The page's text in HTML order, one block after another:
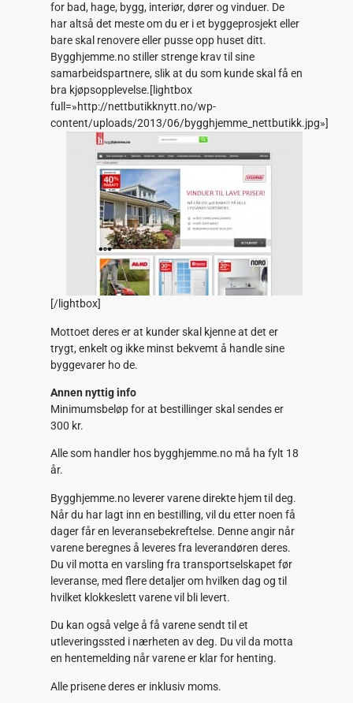
for bad, hage, bygg, interiør, dører og vinduer. De
har altså det meste om du er i et byggeprosjekt eller
bare skal renovere eller pusse opp huset ditt.
Bygghjemme.no stiller strenge krav til sine
samarbeidspartnere, slik at du som kunde skal få en
bra kjøpsopplevelse.[lightbox
full=»http://nettbutikknytt.no/wp-
content/uploads/2013/06/bygghjemme_nettbutikk.jpg»]
[/lightbox]
Mottoet deres er at kunder skal kjenne at det er
trygt, enkelt og ikke minst bekvemt å handle sine
byggevarer ho de.
Annen nyttig info
Minimumsbeløp for at bestillinger skal sendes er
300 kr.
Alle som handler hos bygghjemme.no må ha fylt 18
år.
Bygghjemme.no leverer varene direkte hjem til deg.
Når du har lagt inn en bestilling, vil du etter noen få
dager får en leveransebekreftelse. Denne angir når
varene beregnes å leveres fra leverandøren deres.
Du vil motta en varsling fra transportselskapet før
leveranse, med flere detaljer om hvilken dag og til
hvilket klokkeslett varene vil bli levert.
Du kan også velge å få varene sendt til et
utleveringssted i nærheten av deg. Du vil da motta
en hentemelding når varene er klar for henting.
Alle prisene deres er inklusiv moms.